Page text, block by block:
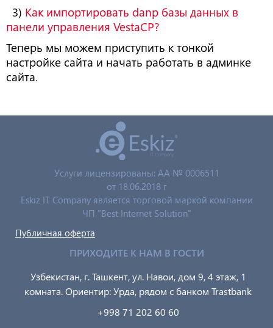
3) Как импортировать danp базы данных в
панели управления VestaCP?
Теперь мы можем приступить к тонкой
настройке сайта и начать работать в админке
сайта.
Услуги лицензированы: AA № 0006511
от 18.06.2018 г
Eskiz IT Company является торговой маркой компании
ЧП "Best Internet Solution"
Публичная оферта
ПРИХОДИТЕ К НАМ В ГОСТИ
Узбекистан, г. Ташкент, ул. Навои, дом 9, 4 этаж, 1
комната. Ориентир: Урда, рядом с банком Trastbank
+998 71 202 60 60